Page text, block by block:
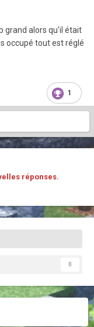
grand alors qu'il était
occupé tout est réglé
1
réponses.
0